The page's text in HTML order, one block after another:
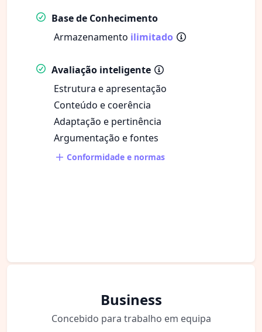
Base de Conhecimento
Armazenamento ilimitado
Avaliação inteligente
Estrutura e apresentação
Conteúdo e coerência
Adaptação e pertinência
Argumentação e fontes
Conformidade e normas
Business
Concebido para trabalho em equipa